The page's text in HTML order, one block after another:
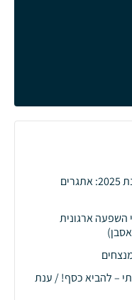
ניהול כוח אדם בארגונים חברתיים בשנת 2025: אתגרים
השפעה ארגונית
– להביא כסף! / ענת